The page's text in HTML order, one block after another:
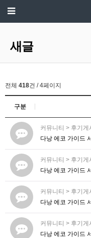
새글
전체 418건 / 4페이지
구분
커뮤니티 > 후기게
다낭 에코 가이드
커뮤니티 > 후기게
다낭 에코 가이드
커뮤니티 > 후기게
다낭 에코 가이드
커뮤니티 > 후기게
다낭 에코 가이드